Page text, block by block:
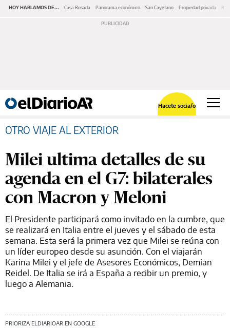
HOY HABLAMOS DE... Casa Rosada Panorama económico San Cayetano Propiedad privada
Hacete socia/o
OTRO VIAJE AL EXTERIOR
Milei ultima detalles de su
agenda en el G7: bilaterales
con Macron y Meloni
El Presidente participará como invitado en la cumbre, que
se realizará en Italia entre el jueves y el sábado de esta
semana. Esta será la primera vez que Milei se reúna con
un líder europeo desde su asunción. Con el viajarán
Karina Milei y el jefe de Asesores Económicos, Demian
Reidel. De Italia se irá a España a recibir un premio, y
luego a Alemania.
PRIORIZA ELDIARIOAR EN GOOGLE